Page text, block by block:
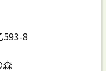
593-8
森